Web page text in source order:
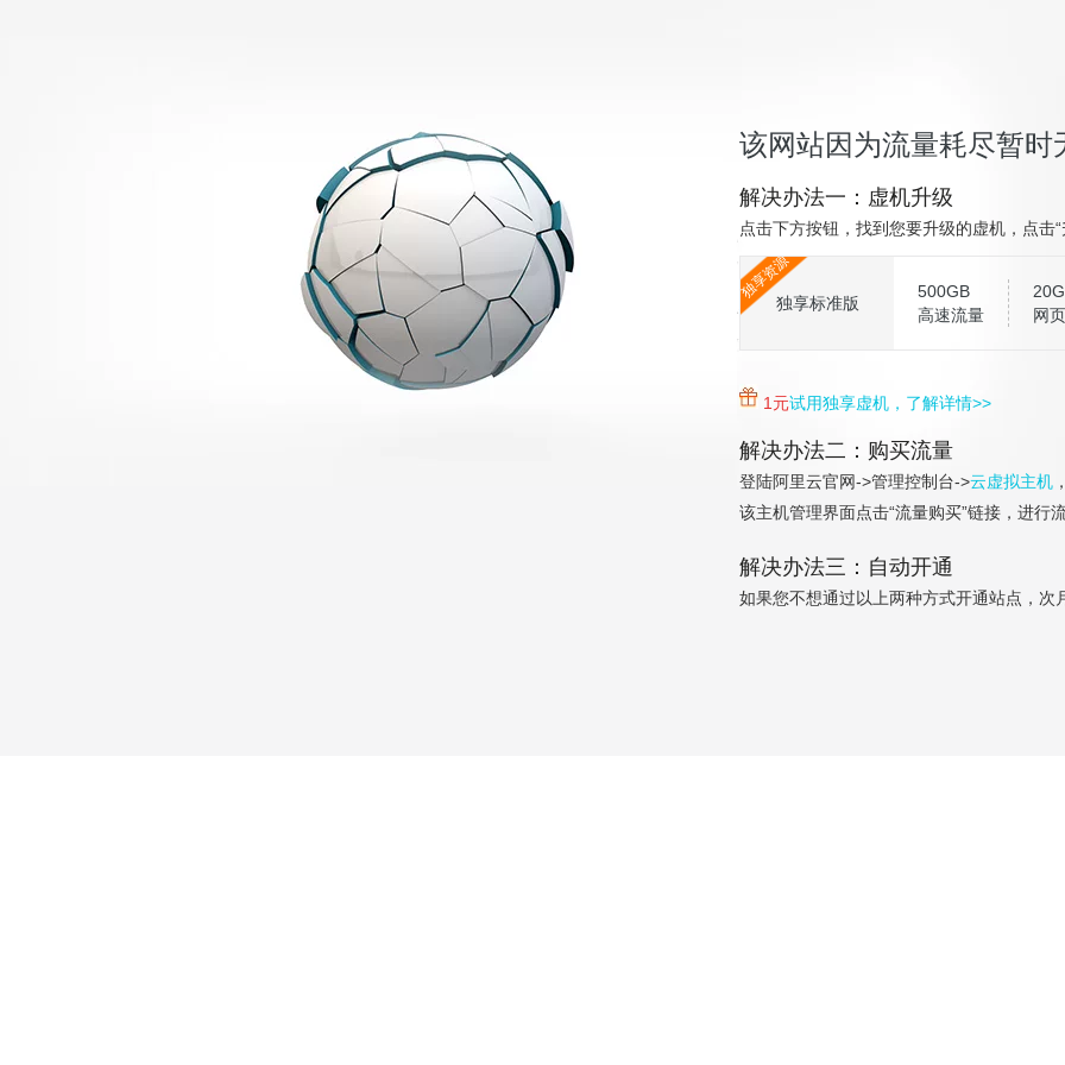
该网站因为流量耗尽暂时
解决办法一：虚机升级
点击下方按钮，找到您要升级的虚机，点击
独享资源
独享标准版
500GB
高速流量
网
1元试用独享虚机，了解详情>>
解决办法二：购买流量
登陆阿里云官网->管理控制台->云虚拟主机
该主机管理界面点击“流量购买”链接，进行
解决办法三：自动开通
如果您不想通过以上两种方式开通站点，次